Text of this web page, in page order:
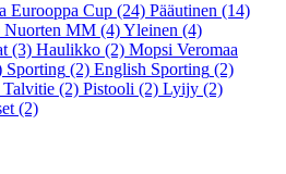
Eurooppa Cup (24) Pääutinen (14)
Nuorten MM (4)Yleinen (4)
(3) Haulikko (2) Mopsi Veromaa
Sporting (2) English Sporting (2)
(2) Pistooli (2) Lyijy (2)
(2)